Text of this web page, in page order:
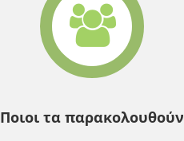
Ποιοι τα παρακολουθούν